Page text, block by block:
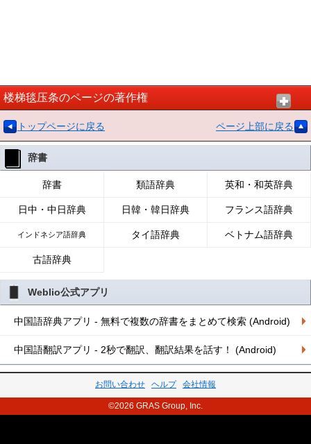
楼梯毯压条のページの著作権
トップページに戻る ページ上部に戻る
辞書
辞書 類語辞典 英和・和英辞典
日中・中日辞典 日韓・韓日辞典 フランス語辞典
インドネシア語辞典 タイ語辞典 ベトナム語辞典
古語辞典
Weblio公式アプリ
中国語辞典アプリ - 無料で複数の辞書をまとめて検索 (Android)
中国語翻訳アプリ - 2秒で翻訳、翻訳結果を話す！ (Android)
お問い合わせ ヘルプ 会社情報
©2026 GRAS Group, Inc.